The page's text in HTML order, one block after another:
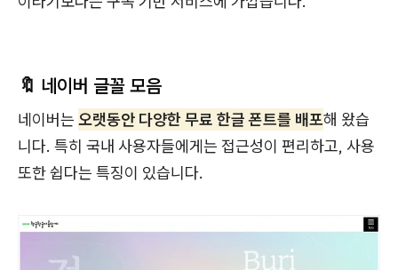
🔖 네이버 글꼴 모음
네이버는 오랫동안 다양한 무료 한글 폰트를 배포해 왔습
니다. 특히 국내 사용자들에게는 접근성이 편리하고, 사용
또한 쉽다는 특징이 있습니다.